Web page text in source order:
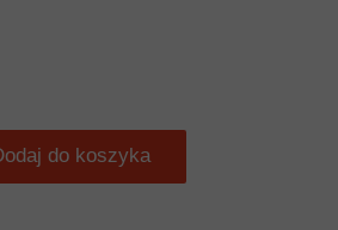
do koszyka